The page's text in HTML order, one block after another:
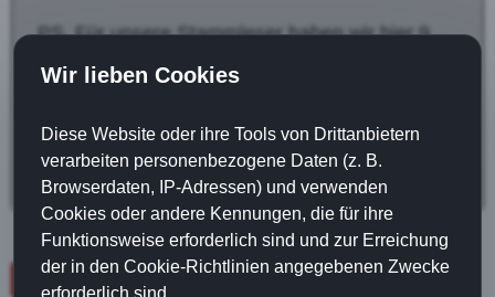
PS. Für unsere Stammleser haben wir hier 9
ultimative Tipps für erfolgreiche Training zu
Login (hier klicken)
Wir lieben Cookies
Diese Website oder ihre Tools von Drittanbietern
verarbeiten personenbezogene Daten (z. B.
Browserdaten, IP-Adressen) und verwenden
Cookies oder andere Kennungen, die für ihre
Funktionsweise erforderlich sind und zur Erreichung
der in den Cookie-Richtlinien angegebenen Zwecke
erforderlich sind.